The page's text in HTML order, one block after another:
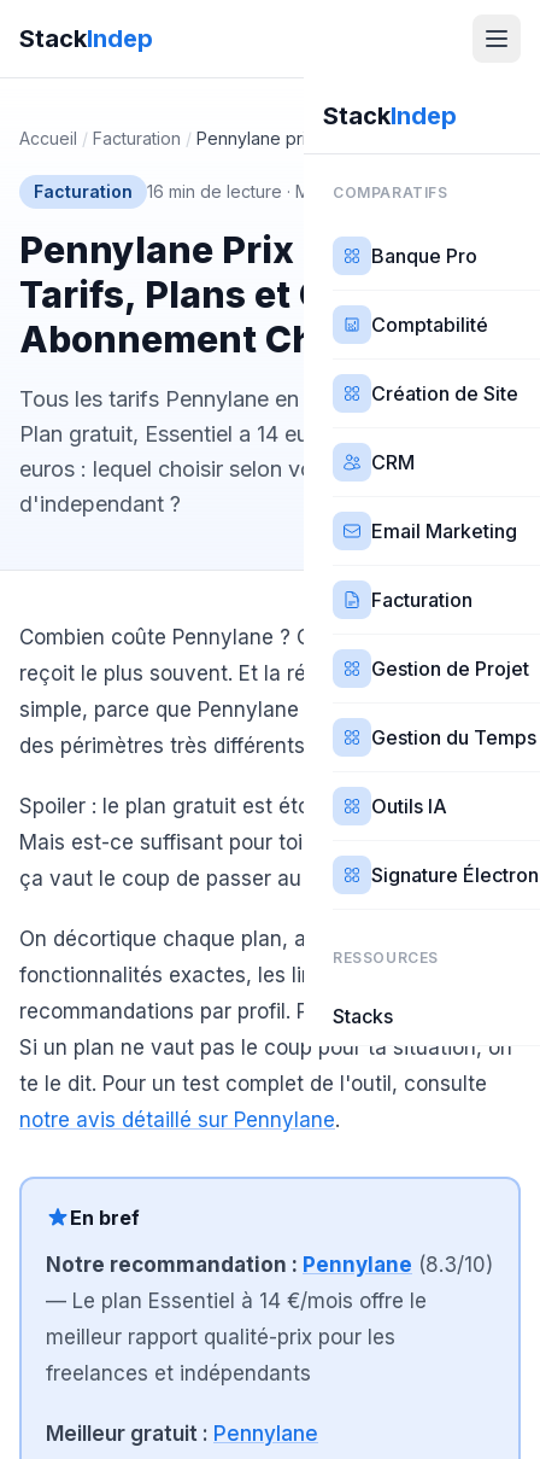
StackIndep
StackIndep
COMPARATIFS
Banque Pro
Comptabilité
Création de Site
CRM
Email Marketing
Facturation
Gestion de Projet
Gestion du Temps
Outils IA
Signature
RESSOURCES
Stacks
Accueil / Facturation / Pennylane prix
Facturation 16 min de lecture · Mis à jour 25 février 2026
Pennylane Prix 2026 :
Tarifs, Plans et Quel
Abonnement Choisir
Tous les tarifs Pennylane en detail pour 2026.
Plan gratuit, Essentiel a 14 euros, Premium a 29
euros : lequel choisir selon votre profil
d'independant ?
Combien coûte Pennylane ? C'est la question qu'on
reçoit le plus souvent. Et la réponse n'est pas si
simple, parce que Pennylane propose 4 plans avec
des périmètres très différents.
Spoiler : le plan gratuit est étonnamment généreux.
Mais est-ce suffisant pour toi ? Et à quel moment
ça vaut le coup de passer au payant ?
On décortique chaque plan, avec les
fonctionnalités exactes, les limites cachées, et nos
recommandations par profil. Pas de langue de bois.
Si un plan ne vaut pas le coup pour ta situation, on
te le dit. Pour un test complet de l'outil, consulte
notre avis détaillé sur Pennylane.
En bref
Notre recommandation : Pennylane (8.3/10)
— Le plan Essentiel à 14 €/mois offre le
meilleur rapport qualité-prix pour les
freelances et indépendants
Meilleur gratuit : Pennylane